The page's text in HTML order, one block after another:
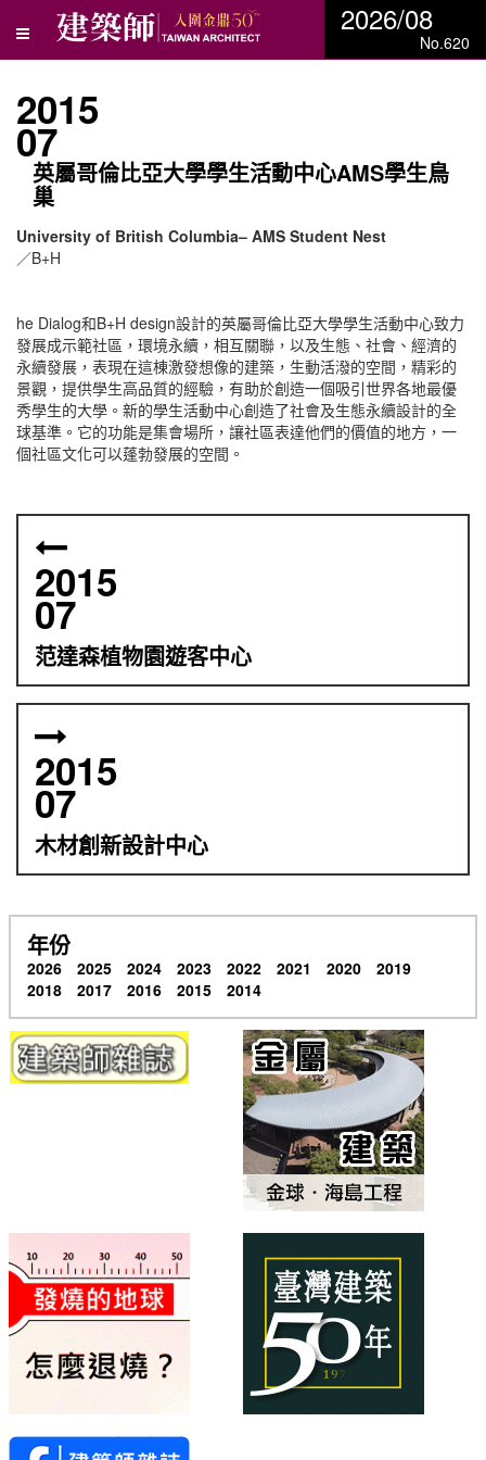
2026/08
No.620
2015
07
英屬哥倫比亞大學學生活動中心AMS學生鳥
巢
University of British Columbia– AMS Student Nest
／B+H
he Dialog和B+H design設計的英屬哥倫比亞大學學生活動中心致力
發展成示範社區，環境永續，相互關聯，以及生態、社會、經濟的
永續發展，表現在這棟激發想像的建築，生動活潑的空間，精彩的
景觀，提供學生高品質的經驗，有助於創造一個吸引世界各地最優
秀學生的大學。新的學生活動中心創造了社會及生態永續設計的全
球基準。它的功能是集會場所，讓社區表達他們的價值的地方，一
個社區文化可以蓬勃發展的空間。
2015
07
范達森植物園遊客中心
2015
07
木材創新設計中心
年份
2026 2025 2024 2023 2022 2021 2020
2019
2018
2017 2016 2015 2014